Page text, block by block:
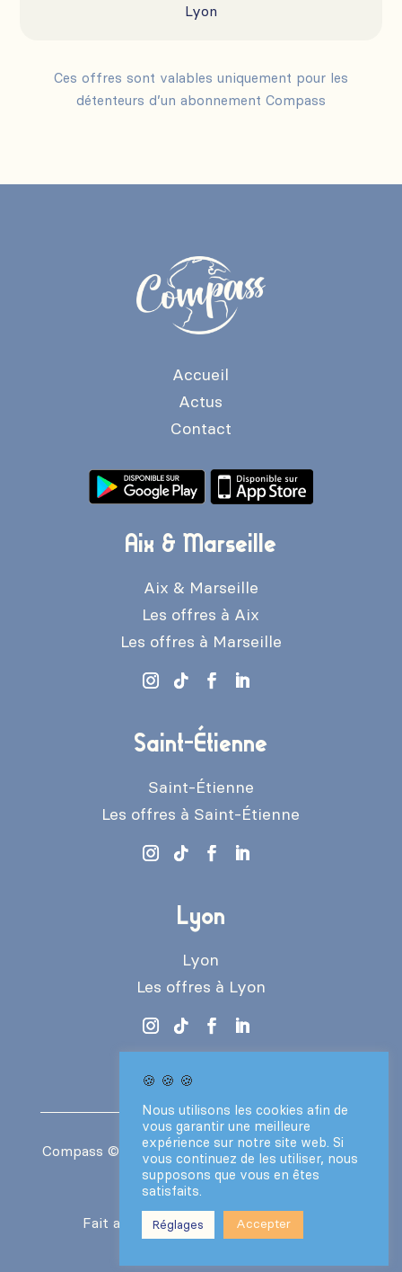
Lyon
Ces offres sont valables uniquement pour les
détenteurs d’un abonnement Compass
Accueil
Actus
Contact
Aix & Marseille
Aix & Marseille
Les offres à Aix
Les offres à Marseille
Saint-Étienne
Saint-Étienne
Les offres à Saint-Étienne
Lyon
Lyon
Les offres à Lyon
Compass © 2024 – Tous droits réservés – CGV
–Mentions légales
Fait avec ❤️ par le Collectif Vantaa
🍪 🍪 🍪
Nous utilisons les cookies afin de
vous garantir une meilleure
expérience sur notre site web. Si
vous continuez de les utiliser, nous
supposons que vous en êtes
satisfaits.
Réglages Accepter